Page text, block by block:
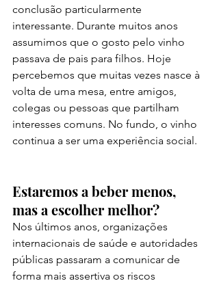
conclusão particularmente
interessante. Durante muitos anos
assumimos que o gosto pelo vinho
passava de pais para filhos. Hoje
percebemos que muitas vezes nasce à
volta de uma mesa, entre amigos,
colegas ou pessoas que partilham
interesses comuns. No fundo, o vinho
continua a ser uma experiência social.
Estaremos a beber menos,
mas a escolher melhor?
Nos últimos anos, organizações
internacionais de saúde e autoridades
públicas passaram a comunicar de
forma mais assertiva os riscos